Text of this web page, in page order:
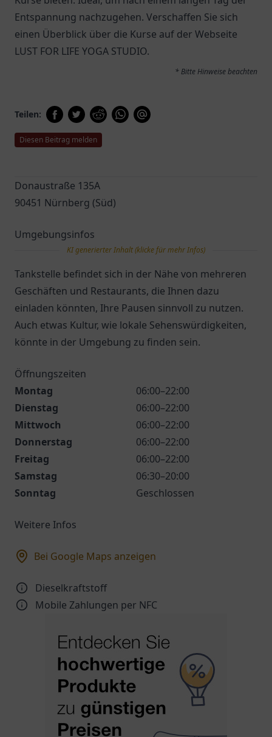
Entspannung nachzugehen. Verschaffen Sie sich
einen Überblick über die Kurse auf der Webseite
LUST FOR LIFE YOGA STUDIO.
* Bitte Hinweise beachten
Teilen:
Diesen Beitrag melden
Donaustraße 135A
90451 Nürnberg (Süd)
Umgebungsinfos
KI generierter Inhalt (klicke für mehr Infos)
Tankstelle befindet sich in der Nähe von mehreren
Geschäften und Restaurants, die Ihnen dazu
einladen könnten, Ihre Pausen sinnvoll zu nutzen.
Auch etwas Kultur, wie lokale Sehenswürdigkeiten,
könnte in der Umgebung zu finden sein.
Öffnungszeiten
Montag
06:00–22:00
Dienstag
06:00–22:00
Mittwoch
06:00–22:00
Donnerstag
06:00–22:00
Freitag
06:00–22:00
Samstag
06:30–20:00
Sonntag
Geschlossen
Weitere Infos
Bei Google Maps anzeigen
Dieselkraftstoff
Mobile Zahlungen per NFC